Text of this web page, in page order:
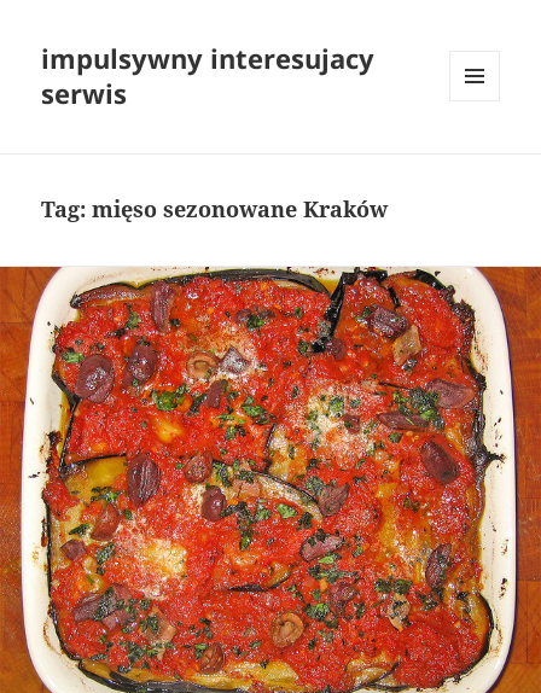
impulsywny interesujacy
serwis
Tag:mięso sezonowane Kraków